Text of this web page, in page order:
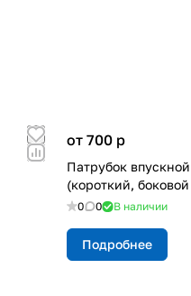
от 700 p
Патрубок
(короткий,
0 0 В наличии
Подробнее